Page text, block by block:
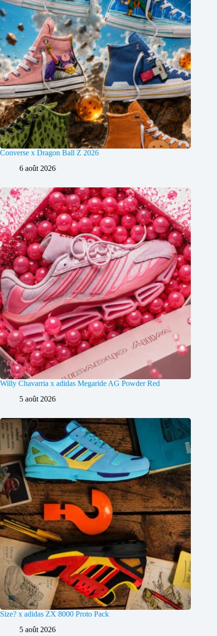
Converse x Dragon Ball Z 2026
6 août 2026
Willy Chavarria x adidas Megaride AG Powder Red
5 août 2026
Size? x adidas ZX 8000 Proto Pack
5 août 2026